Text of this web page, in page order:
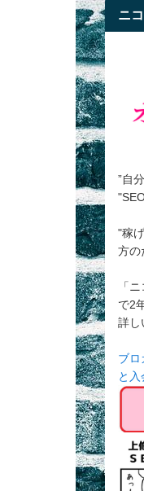
ニ
”自
"稼
方の
「
で2
詳し
ブロ
と